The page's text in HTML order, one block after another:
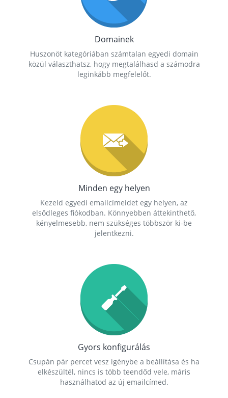
Domainek
Huszonöt kategóriában számtalan egyedi domain
közül választhatsz, hogy megtalálhasd a számodra
leginkább megfelelőt.
Minden egy helyen
Kezeld egyedi emailcímeidet egy helyen, az
elsődleges fiókodban. Könnyebben áttekinthető,
kényelmesebb, nem szükséges többször ki-be
jelentkezni.
Gyors konfigurálás
Csupán pár percet vesz igénybe a beállítása és ha
elkészültél, nincs is több teendőd vele, máris
használhatod az új emailcímed.